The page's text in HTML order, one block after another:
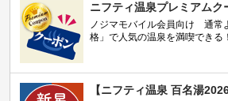
ニフティ温泉プレミアムク
ノジマモバイル会員向け 通常
格」で人気の温泉を満喫できる！
【ニフティ温泉 百名湯2026